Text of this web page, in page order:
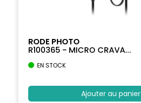
RODE PHOTO
R100365 - MICRO CRAVA...
EN STOCK
Ajouter au panier